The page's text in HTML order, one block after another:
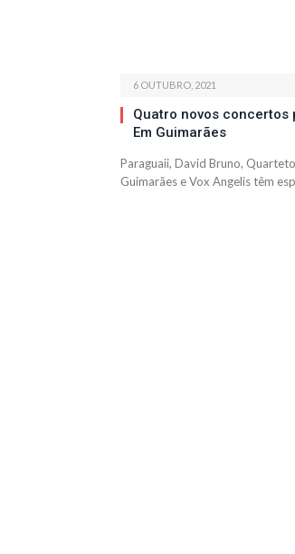
6 OUTUBRO, 2021
Quatro novos concertos
Em Guimarães
Paraguaii, David Bruno,
Guimarães e Vox Angelis têm